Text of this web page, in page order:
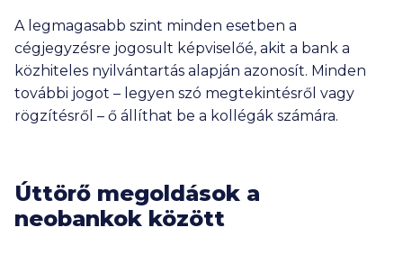
A legmagasabb szint minden esetben a
cégjegyzésre jogosult képviselőé, akit a bank a
közhiteles nyilvántartás alapján azonosít. Minden
további jogot – legyen szó megtekintésről vagy
rögzítésről – ő állíthat be a kollégák számára.
Úttörő megoldások a
neobankok között